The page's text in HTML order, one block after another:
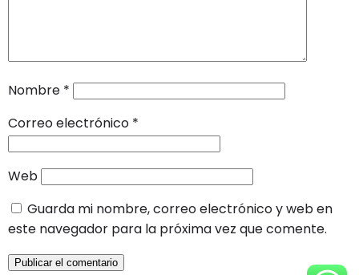
Nombre *
Correo electrónico *
Web
Guarda mi nombre, correo electrónico y web en
este navegador para la próxima vez que comente.